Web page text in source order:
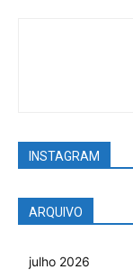
INSTAGRAM
ARQUIVO
julho 2026